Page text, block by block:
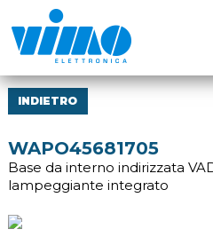
INDIETRO
WAPO45681705
Base da interno indirizzata
lampeggiante integrato